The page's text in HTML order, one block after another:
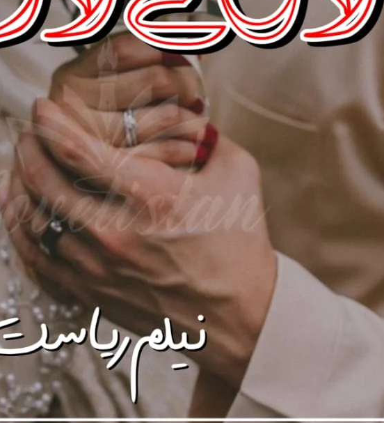
وہ دھیمے سے مسکرائی۔۔۔ اسی وقت شیر بخت نے اسے دیکھا تھا۔ اسکو یوں لگا جیسے
ہو ۔
Download Link
Direct Download
Support Novelistan ❤️
hain aur aap hamari mehnat ki qadar karna chahte hain, to aap chhoti si